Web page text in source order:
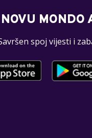
MONDO
spoj vijesti i